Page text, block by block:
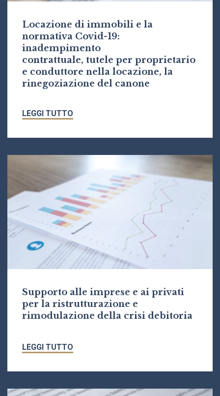
Locazione di immobili e la
normativa Covid-19:
inadempimento
contrattuale, tutele per proprietario
e conduttore nella locazione, la
rinegoziazione del canone
LEGGI TUTTO
Supporto alle imprese e ai privati
per la ristrutturazione e
rimodulazione della crisi debitoria
LEGGI TUTTO